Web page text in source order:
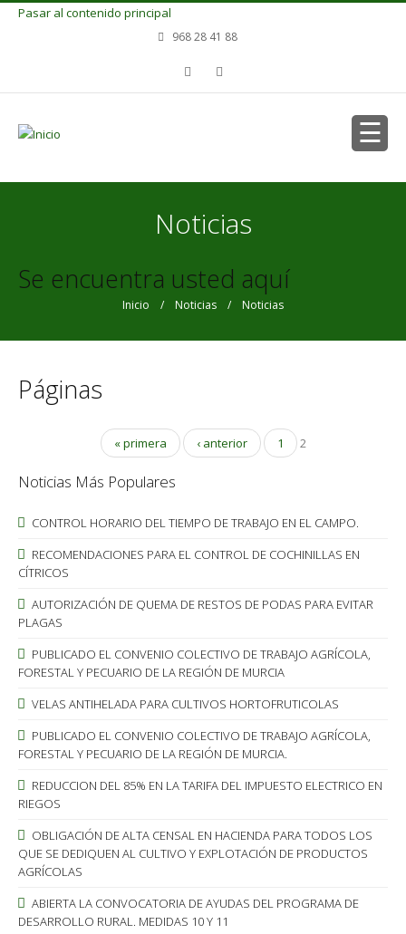
Pasar al contenido principal
968 28 41 88
Noticias
Se encuentra usted aquí
Inicio / Noticias / Noticias
Páginas
« primera ‹ anterior 1 2
Noticias Más Populares
CONTROL HORARIO DEL TIEMPO DE TRABAJO EN EL CAMPO.
RECOMENDACIONES PARA EL CONTROL DE COCHINILLAS EN
CÍTRICOS
AUTORIZACIÓN DE QUEMA DE RESTOS DE PODAS PARA EVITAR
PLAGAS
PUBLICADO EL CONVENIO COLECTIVO DE TRABAJO AGRÍCOLA,
FORESTAL Y PECUARIO DE LA REGIÓN DE MURCIA
VELAS ANTIHELADA PARA CULTIVOS HORTOFRUTICOLAS
PUBLICADO EL CONVENIO COLECTIVO DE TRABAJO AGRÍCOLA,
FORESTAL Y PECUARIO DE LA REGIÓN DE MURCIA.
REDUCCION DEL 85% EN LA TARIFA DEL IMPUESTO ELECTRICO EN
RIEGOS
OBLIGACIÓN DE ALTA CENSAL EN HACIENDA PARA TODOS LOS
QUE SE DEDIQUEN AL CULTIVO Y EXPLOTACIÓN DE PRODUCTOS
AGRÍCOLAS
ABIERTA LA CONVOCATORIA DE AYUDAS DEL PROGRAMA DE
DESARROLLO RURAL. MEDIDAS 10 Y 11